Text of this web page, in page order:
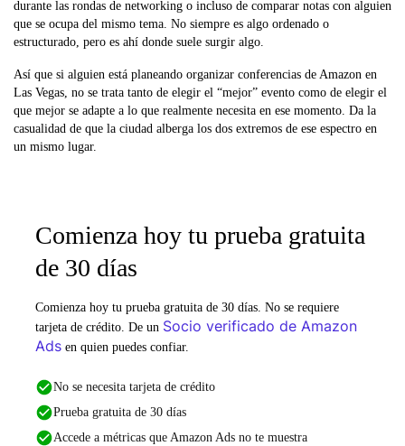
durante las rondas de networking o incluso de comparar notas con alguien
que se ocupa del mismo tema. No siempre es algo ordenado o
estructurado, pero es ahí donde suele surgir algo.
Así que si alguien está planeando organizar conferencias de Amazon en
Las Vegas, no se trata tanto de elegir el “mejor” evento como de elegir el
que mejor se adapte a lo que realmente necesita en ese momento. Da la
casualidad de que la ciudad alberga los dos extremos de ese espectro en
un mismo lugar.
Comienza hoy tu prueba gratuita
de 30 días
Comienza hoy tu prueba gratuita de 30 días. No se requiere
tarjeta de crédito. De un Socio verificado de Amazon
Ads en quien puedes confiar.
No se necesita tarjeta de crédito
Prueba gratuita de 30 días
Accede a métricas que Amazon Ads no te muestra